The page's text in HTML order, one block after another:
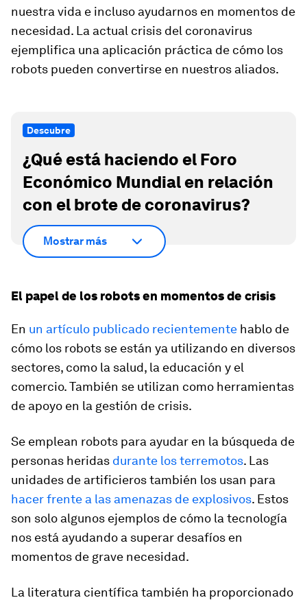
nuestra vida e incluso ayudarnos en momentos de
necesidad. La actual crisis del coronavirus
ejemplifica una aplicación práctica de cómo los
robots pueden convertirse en nuestros aliados.
Descubre
¿Qué está haciendo el Foro
Económico Mundial en relación
con el brote de coronavirus?
Mostrar más
El papel de los robots en momentos de crisis
En un artículo publicado recientemente hablo de
cómo los robots se están ya utilizando en diversos
sectores, como la salud, la educación y el
comercio. También se utilizan como herramientas
de apoyo en la gestión de crisis.
Se emplean robots para ayudar en la búsqueda de
personas heridas durante los terremotos. Las
unidades de artificieros también los usan para
hacer frente a las amenazas de explosivos. Estos
son solo algunos ejemplos de cómo la tecnología
nos está ayudando a superar desafíos en
momentos de grave necesidad.
La literatura científica también ha proporcionado